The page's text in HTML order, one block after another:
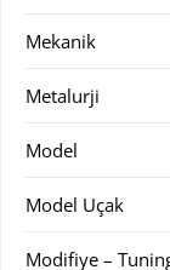
Mekanik
Metalurji
Model
Model Uçak
Modifiye –